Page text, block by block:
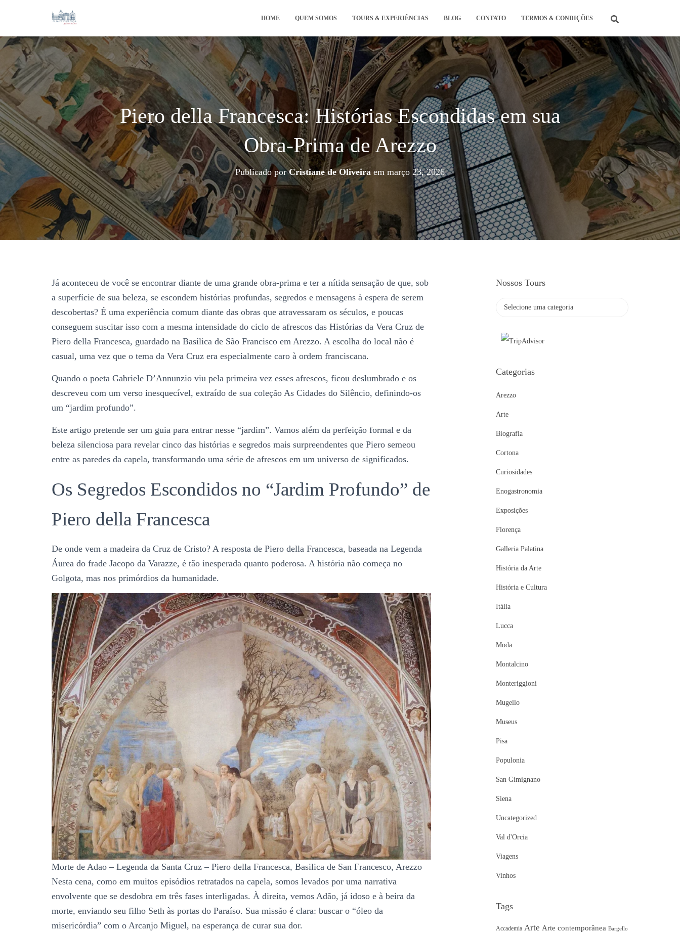
HOME QUEM SOMOS TOURS & EXPERIÊNCIAS BLOG CONTATO TERMOS & CONDIÇÕES
Piero della Francesca: Histórias Escondidas em sua
Obra-Prima de Arezzo
Publicado porCristiane de Oliveira em março 23, 2026
Já aconteceu de você se encontrar diante de uma grande obra-prima e ter a nítida sensação de que, sob
a superfície de sua beleza, se escondem histórias profundas, segredos e mensagens à espera de serem
descobertas? É uma experiência comum diante das obras que atravessaram os séculos, e poucas
conseguem suscitar isso com a mesma intensidade do ciclo de afrescos das Histórias da Vera Cruz de
Piero della Francesca, guardado na Basílica de São Francisco em Arezzo. A escolha do local não é
casual, uma vez que o tema da Vera Cruz era especialmente caro à ordem franciscana.
Quando o poeta Gabriele D’Annunzio viu pela primeira vez esses afrescos, ficou deslumbrado e os
descreveu com um verso inesquecível, extraído de sua coleção As Cidades do Silêncio, definindo-os
um “jardim profundo”.
Este artigo pretende ser um guia para entrar nesse “jardim”. Vamos além da perfeição formal e da
beleza silenciosa para revelar cinco das histórias e segredos mais surpreendentes que Piero semeou
entre as paredes da capela, transformando uma série de afrescos em um universo de significados.
Os Segredos Escondidos no “Jardim Profundo” de
Piero della Francesca
De onde vem a madeira da Cruz de Cristo? A resposta de Piero della Francesca, baseada na Legenda
Áurea do frade Jacopo da Varazze, é tão inesperada quanto poderosa. A história não começa no
Golgota, mas nos primórdios da humanidade.
Morte de Adao – Legenda da Santa Cruz – Piero della Francesca, Basilica de San Francesco, Arezzo
Nesta cena, como em muitos episódios retratados na capela, somos levados por uma narrativa
envolvente que se desdobra em três fases interligadas. À direita, vemos Adão, já idoso e à beira da
morte, enviando seu filho Seth às portas do Paraíso. Sua missão é clara: buscar o “óleo da
misericórdia” com o Arcanjo Miguel, na esperança de curar sua dor.
Nossos Tours
Categorias
Arezzo
Arte
Biografia
Cortona
Curiosidades
Enogastronomia
Exposições
Florença
Galleria Palatina
História da Arte
História e Cultura
Itália
Lucca
Moda
Montalcino
Monteriggioni
Mugello
Museus
Pisa
Populonia
San Gimignano
Siena
Uncategorized
Val d'Orcia
Viagens
Vinhos
Tags
Accademia Arte Arte contemporânea Bargello